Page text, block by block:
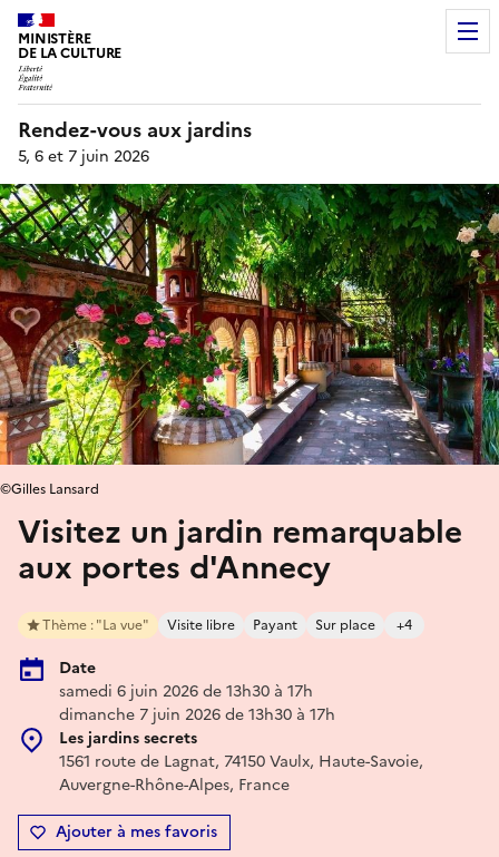
MINISTÈRE
DE LA CULTURE
Rendez-vous aux jardins
5, 6 et 7 juin 2026
Visitez un jardin remarquable
aux portes d'Annecy
Thème : "La vue" Visite libre Payant Sur place +4
Date
samedi 6 juin 2026 de 13h30 à 17h
dimanche 7 juin 2026 de 13h30 à 17h
Les jardins secrets
1561 route de Lagnat, 74150 Vaulx, Haute-Savoie,
Auvergne-Rhône-Alpes, France
Ajouter à mes favoris
©Gilles Lansard